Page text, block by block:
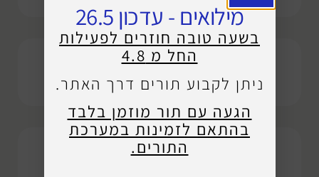
החלפת מסך
מילואים - עדכון 26.5
בשעה טובה חוזרים לפעילות
החל מ 4.8
ניתן לקבוע תורים דרך האתר.
הגעה עם תור מוזמן בלבד
בהתאם לזמינות במערכת
התורים.